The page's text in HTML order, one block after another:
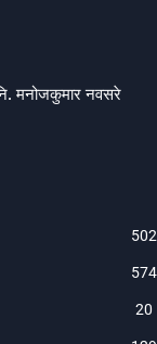
मनोजकुमार नवसरे
502
574
20